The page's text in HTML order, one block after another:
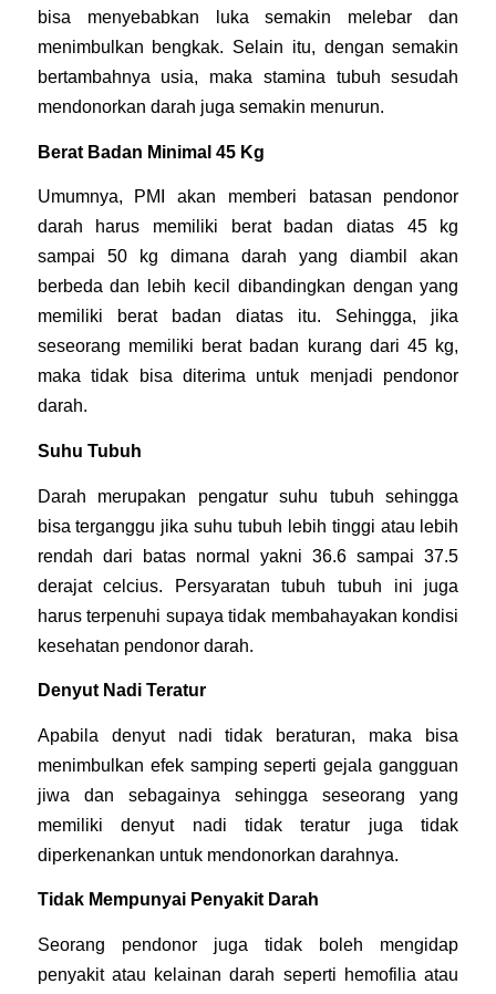
bisa menyebabkan luka semakin melebar dan
menimbulkan bengkak. Selain itu, dengan semakin
bertambahnya usia, maka stamina tubuh sesudah
mendonorkan darah juga semakin menurun.
Berat Badan Minimal 45 Kg
Umumnya, PMI akan memberi batasan pendonor
darah harus memiliki berat badan diatas 45 kg
sampai 50 kg dimana darah yang diambil akan
berbeda dan lebih kecil dibandingkan dengan yang
memiliki berat badan diatas itu. Sehingga, jika
seseorang memiliki berat badan kurang dari 45 kg,
maka tidak bisa diterima untuk menjadi pendonor
darah.
Suhu Tubuh
Darah merupakan pengatur suhu tubuh sehingga
bisa terganggu jika suhu tubuh lebih tinggi atau lebih
rendah dari batas normal yakni 36.6 sampai 37.5
derajat celcius. Persyaratan tubuh tubuh ini juga
harus terpenuhi supaya tidak membahayakan kondisi
kesehatan pendonor darah.
Denyut Nadi Teratur
Apabila denyut nadi tidak beraturan, maka bisa
menimbulkan efek samping seperti gejala gangguan
jiwa dan sebagainya sehingga seseorang yang
memiliki denyut nadi tidak teratur juga tidak
diperkenankan untuk mendonorkan darahnya.
Tidak Mempunyai Penyakit Darah
Seorang pendonor juga tidak boleh mengidap
penyakit atau kelainan darah seperti hemofilia atau